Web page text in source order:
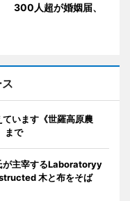
300人超が婚姻届、
ています《世羅高原農
まで
が主宰するLaboratoryy
木と布をそば